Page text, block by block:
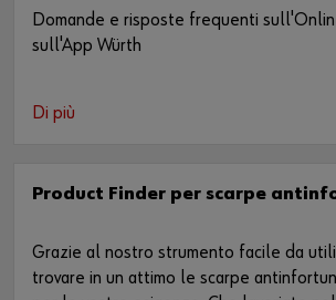
Domande e risposte frequenti
sull'App Würth
Di più
Product Finder per scarpe
Grazie al nostro strumento facile da
trovare in un attimo le scarpe